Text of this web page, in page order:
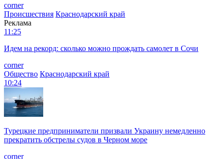
corner
Происшествия Краснодарский край
Реклама
11:25
Идем на рекорд: сколько можно прождать самолет в Сочи
corner
Общество Краснодарский край
10:24
Турецкие предприниматели призвали Украину немедленно
прекратить обстрелы судов в Черном море
corner